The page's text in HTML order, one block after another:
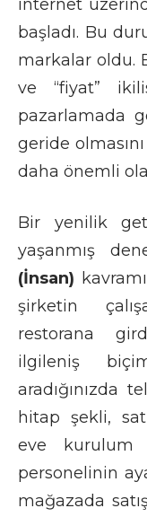
internet
başladı. Bu
markalar oldu.
ve “fiyat”
pazarlamada
geride
daha önemli
Bir yenilik
yaşanmış
(İnsan)
şirketin
restorana
ilgileniş
aradığınızda
hitap şekli,
eve kurulum
personelinin
mağazada